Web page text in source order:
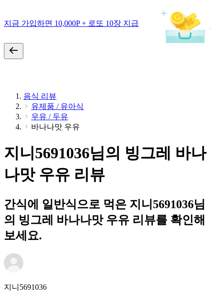
지금 가입하면 10,000P + 로또 10장 지급
음식 리뷰
유제품 / 유아식
우유 / 두유
바나나맛 우유
지니5691036님의 빙그레 바나
나맛 우유 리뷰
간식에 일반식으로 먹은 지니5691036님
의 빙그레 바나나맛 우유 리뷰를 확인해
보세요.
지니5691036